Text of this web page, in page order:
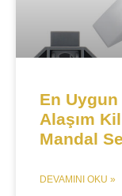
En
Alaşım
Mandal
DEVAMINI OKU »